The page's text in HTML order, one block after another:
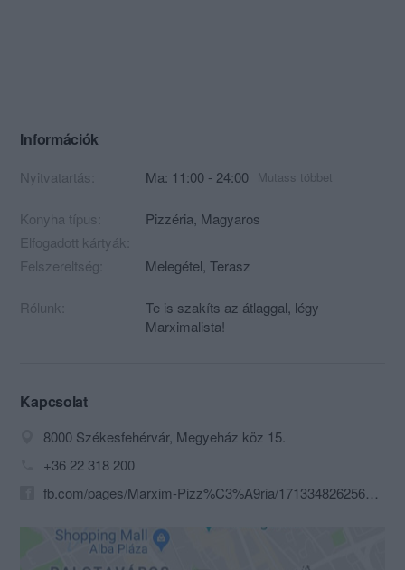
Információk
Nyitvatartás: Ma: 11:00 - 24:00 Mutass többet
Konyha típus: Pizzéria, Magyaros
Elfogadott kártyák:
Felszereltség:
Melegétel, Terasz
Rólunk:
Te is szakíts az átlaggal, légy
Marximalista!
Kapcsolat
8000 Székesfehérvár, Megyeház köz 15.
+36 22 318 200
fb.com/pages/Marxim-Pizz%C3%A9ria/171334826256793